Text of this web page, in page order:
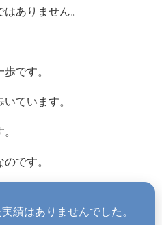
ありません。
です。
ています。
です。
績はありませんでした。